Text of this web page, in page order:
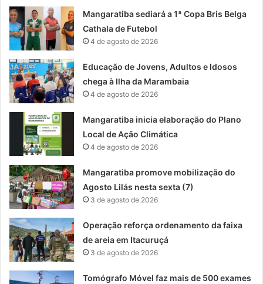
Mangaratiba sediará a 1ª Copa Bris Belga
Cathala de Futebol
4 de agosto de 2026
Educação de Jovens, Adultos e Idosos
chega à Ilha da Marambaia
4 de agosto de 2026
Mangaratiba inicia elaboração do Plano
Local de Ação Climática
4 de agosto de 2026
Mangaratiba promove mobilização do
Agosto Lilás nesta sexta (7)
3 de agosto de 2026
Operação reforça ordenamento da faixa
de areia em Itacuruçá
3 de agosto de 2026
Tomógrafo Móvel faz mais de 500 exames